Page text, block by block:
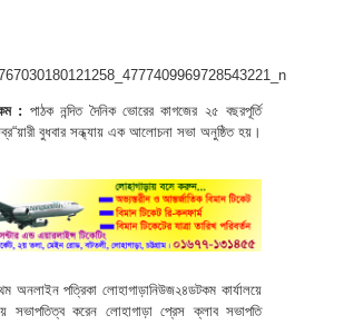
: পাঠক নন্দিত দৈনিক ভোরের কাগজের ২৫ বছরপূর্তি
বুধবার সন্ধ্যায় এক আলোচনা সভা অনুষ্ঠিত হয়।
অনলাইন পত্রিকা লোহাগাড়ানিউজ২৪ডটকম কার্যালয়ে
সভাপতিত্ব করেন লোহাগাড়া প্রেস ক্লাব সভাপতি